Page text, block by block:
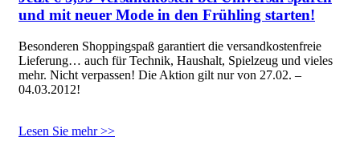
und mit neuer Mode in den Frühling starten!
Besonderen Shoppingspaß garantiert die versandkostenfreie
Lieferung… auch für Technik, Haushalt, Spielzeug und vieles
mehr. Nicht verpassen! Die Aktion gilt nur von 27.02. –
04.03.2012!
Lesen Sie mehr >>